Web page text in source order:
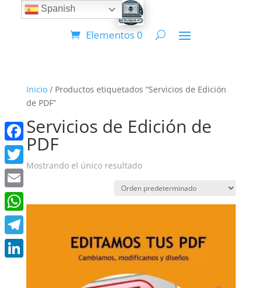
Elementos 0
Inicio/ Productos etiquetados “Servicios de Edición
de PDF”
Servicios de Edición de
PDF
Mostrando el único resultado
Facebook
Twitter
Email
WhatsApp
Telegram
Spanish